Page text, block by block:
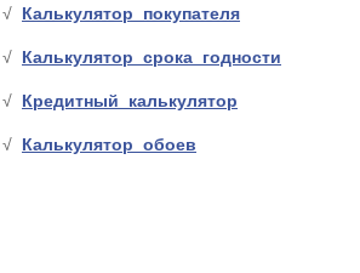
Калькулятор покупателя
Калькулятор срока годности
Кредитный калькулятор
Калькулятор обоев